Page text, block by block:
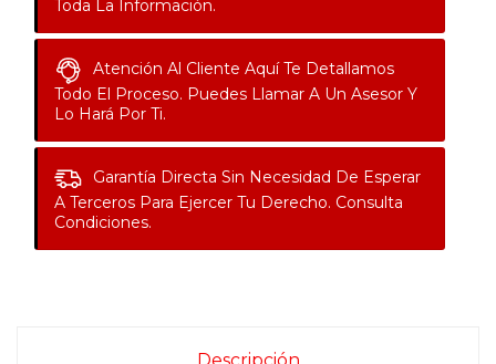
Toda La Información.
Atención Al Cliente Aquí Te Detallamos
Todo El Proceso. Puedes Llamar A Un Asesor Y
Lo Hará Por Ti.
Garantía Directa Sin Necesidad De Esperar
A Terceros Para Ejercer Tu Derecho. Consulta
Condiciones.